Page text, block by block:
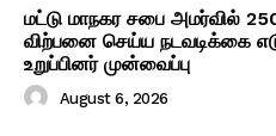
மட்டு மாநகர சபை அமர்வில் 250
விற்பனை செய்ய நடவடிக்கை
உறுப்பினர் முன்வைப்பு
August 6, 2026